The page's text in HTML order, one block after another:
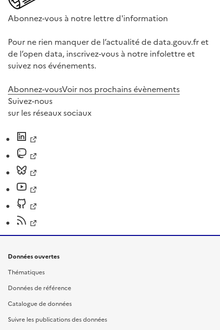
Abonnez-vous à notre lettre d'information
Pour ne rien manquer de l’actualité de data.gouv.fr et
de l’open data, inscrivez-vous à notre infolettre et
suivez nos événements.
Abonnez-vousVoir nos prochains évènements
Suivez-nous
sur les réseaux sociaux
Données ouvertes
Thématiques
Données de référence
Catalogue de données
Suivre les publications des données